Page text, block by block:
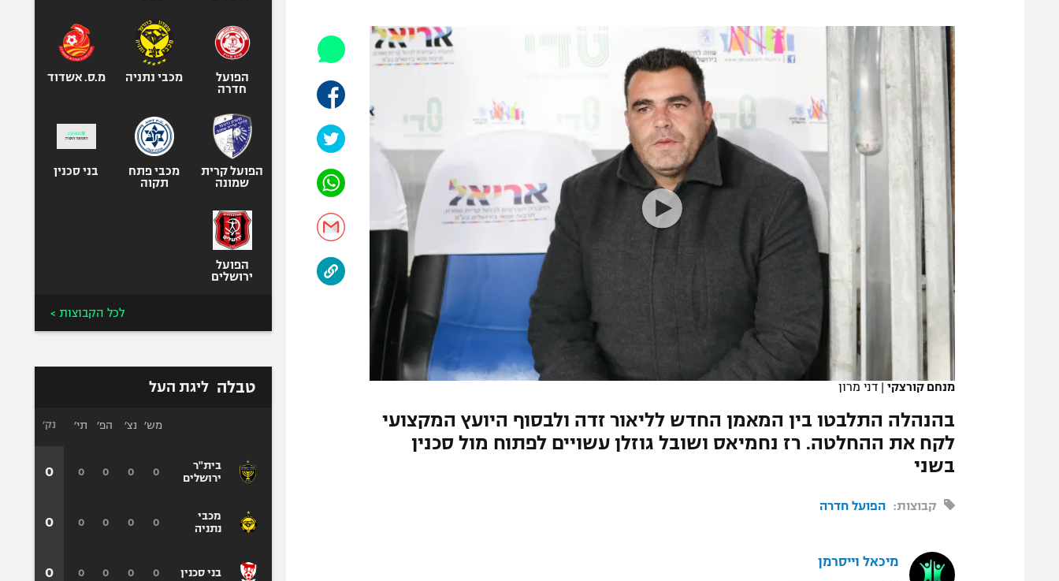
תקנון משתתפים וזוכים בפרסים
תקנון עבור פעילות אלקטרה
תקנון עבור פעילות ספורט 1 – "מרלן"
טניס
גיימינג E-Sports
תנאי שימוש
מדיניות פרטיות
תקנון פעילות ספורט 1
רשיון להקרנה פומבית לבית עסק
הצטרפות לחבילת הערוצים
לוח דרושים – ג'ובנט
המגזין
הפועל תל אביב
הפועל חיפה
הפועל באר שבע
מכבי נתניה
בני יהודה
אופניים
ספורט מוטורי
כדורמים
בייסבול MLB
ספורט אתגרי
אומנויות לחימה
מנחם קורצקי | דני מרון
בהנהלה התלבטו בין המאמן החדש לליאור זדה ולבסוף היועץ המקצועי
לקח את ההחלטה. רז נחמיאס ושובל גוזלן עשויים לפתוח מול סכנין
בשני
קבוצות: הפועל חדרה
מיכאל וייסרמן
הפועל
חדרה
מכבי נתניה מ.ס. אשדוד
הפועל קרית
שמונה
מכבי פתח
תקוה
בני סכנין
הפועל
ירושלים
לכל הקבוצות >
טבלה ליגת העל
בית"ר
ירושלים
מכבי
נתניה
בני סכנין
מש׳ נצ׳ הפ׳ תי׳
0
0
0
0
0
0
0
0
0
0
0
0
נק׳
0
0
0